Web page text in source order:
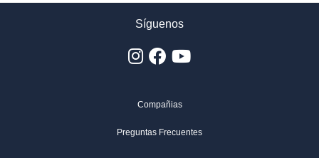
(S/ 401,321)
Otras búsquedas que le pueden interesar
Síguenos
Compañias
Preguntas Frecuentes